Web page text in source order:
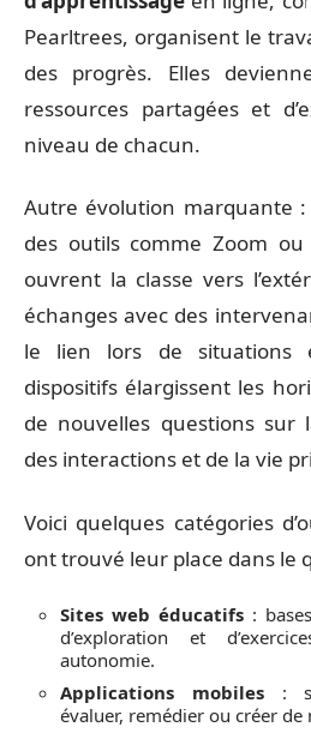
Pearltrees, organisent le
des progrès. Elles
ressources partagées et
niveau de chacun.
Autre évolution marquante
des outils comme Zoom
ouvrent la classe vers
échanges avec des
le lien lors de situations
dispositifs élargissent les
de nouvelles questions sur
des interactions et de la vie
Voici quelques catégories
ont trouvé leur place dans le
Sites web éducatifs :
d’exploration et
autonomie.
Applications mobiles:
évaluer, remédier ou créer